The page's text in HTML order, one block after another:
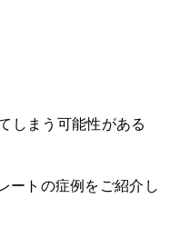
しまう可能性がある
ートの症例をご紹介し